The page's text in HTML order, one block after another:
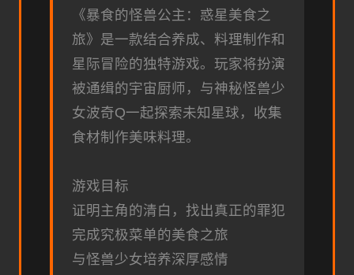
《暴食的怪兽公主：惑星美食之
旅》是一款结合养成、料理制作和
星际冒险的独特游戏。玩家将扮演
被通缉的宇宙厨师，与神秘怪兽少
女波奇Q一起探索未知星球，收集
食材制作美味料理。
游戏目标
证明主角的清白，找出真正的罪犯
完成究极菜单的美食之旅
与怪兽少女培养深厚感情